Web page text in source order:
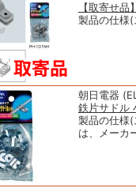
【取寄せ
製品の仕様
朝日電器
鉄片サド
製品の仕様
は、メーカ